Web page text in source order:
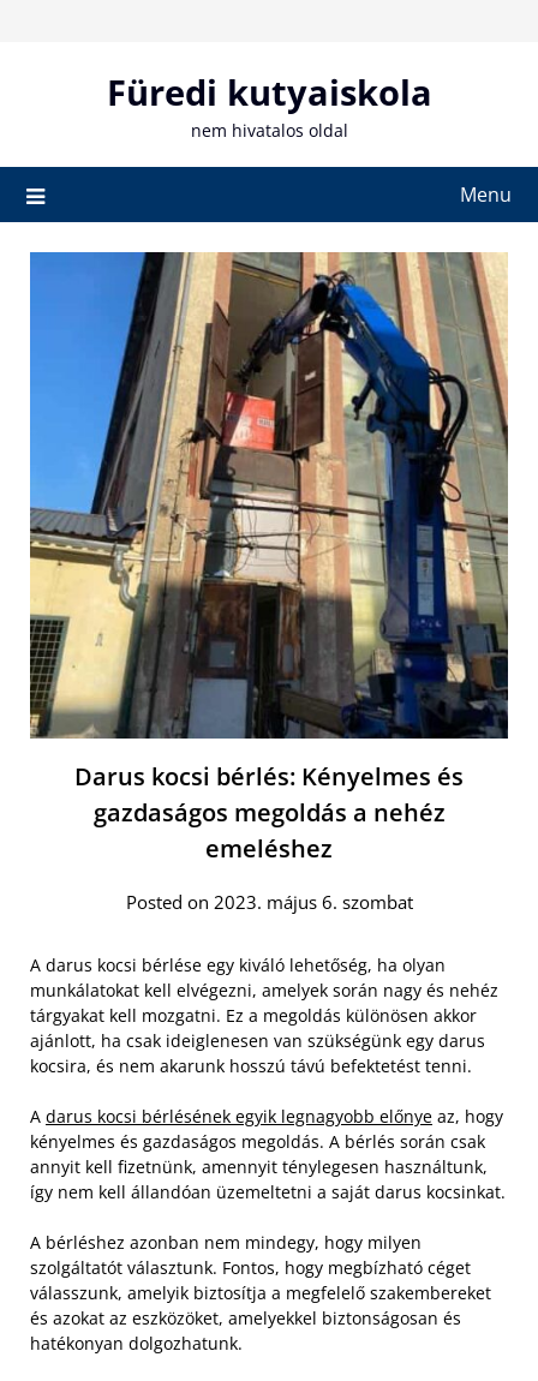
Füredi kutyaiskola
nem hivatalos oldal
Menu
Darus kocsi bérlés: Kényelmes és
gazdaságos megoldás a nehéz
emeléshez
Posted on 2023. május 6. szombat
A darus kocsi bérlése egy kiváló lehetőség, ha olyan
munkálatokat kell elvégezni, amelyek során nagy és nehéz
tárgyakat kell mozgatni. Ez a megoldás különösen akkor
ajánlott, ha csak ideiglenesen van szükségünk egy darus
kocsira, és nem akarunk hosszú távú befektetést tenni.
A darus kocsi bérlésének egyik legnagyobb előnye az, hogy
kényelmes és gazdaságos megoldás. A bérlés során csak
annyit kell fizetnünk, amennyit ténylegesen használtunk,
így nem kell állandóan üzemeltetni a saját darus kocsinkat.
A bérléshez azonban nem mindegy, hogy milyen
szolgáltatót választunk. Fontos, hogy megbízható céget
válasszunk, amelyik biztosítja a megfelelő szakembereket
és azokat az eszközöket, amelyekkel biztonságosan és
hatékonyan dolgozhatunk.